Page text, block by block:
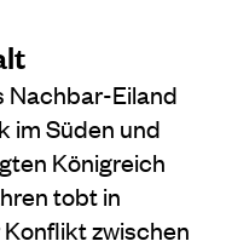
Nachbar-Eiland
im Süden und
Königreich
tobt in
zwischen